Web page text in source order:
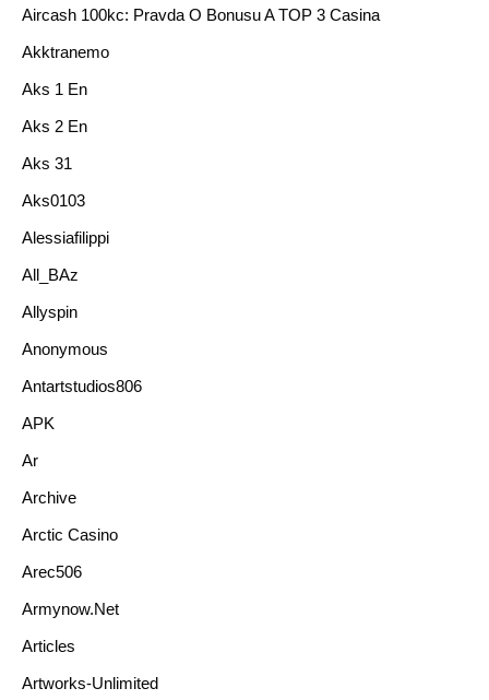
Aircash 100kc: Pravda O Bonusu A TOP 3 Casina
Akktranemo
Aks 1 En
Aks 2 En
Aks 31
Aks0103
Alessiafilippi
All_BAz
Allyspin
Anonymous
Antartstudios806
APK
Ar
Archive
Arctic Casino
Arec506
Armynow.net
Articles
Artworks-Unlimited